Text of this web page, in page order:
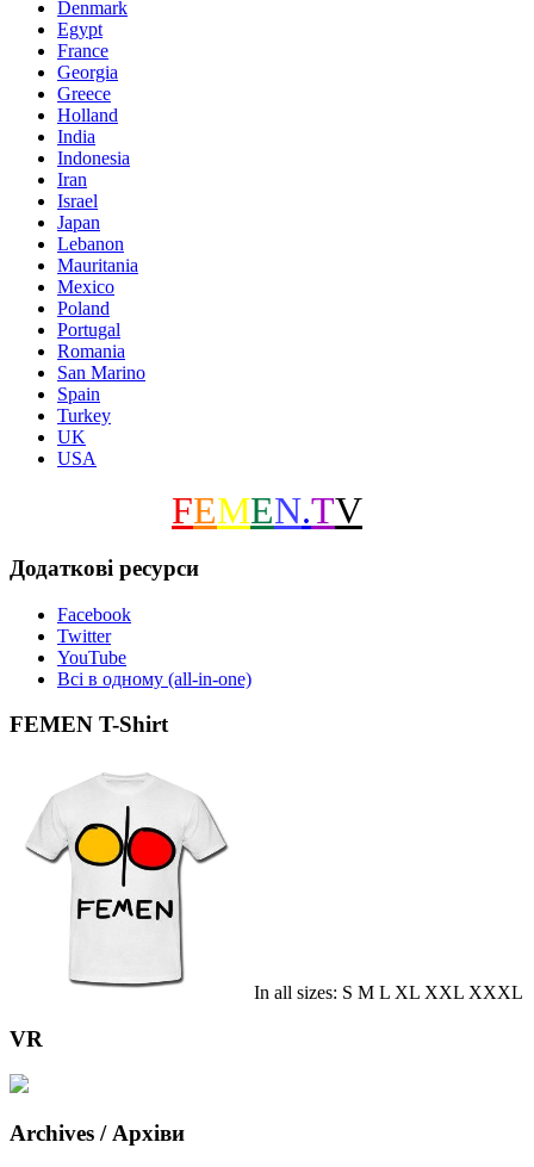
Denmark
Egypt
France
Georgia
Greece
Holland
India
Indonesia
Iran
Israel
Japan
Lebanon
Mauritania
Mexico
Poland
Portugal
Romania
San Marino
Spain
Turkey
UK
USA
FEMEN.TV
Додаткові ресурси
Facebook
Twitter
YouTube
Всі в одному (all-in-one)
FEMEN T-Shirt
In all sizes: S M L XL XXL XXXL
VR
Archives / Архіви